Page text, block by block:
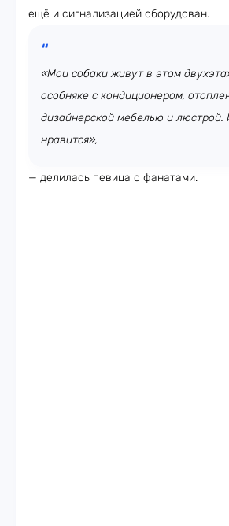
ещё и сигнализацией оборудован.
«Мои собаки живут в этом
особняке с кондиционером,
дизайнерской мебелью и люстрой.
нравится»,
— делилась певица с фанатами.